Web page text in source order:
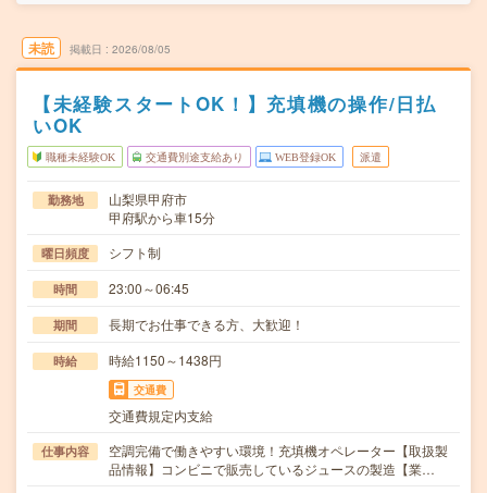
未読 掲載日 2026/08/05
【未経験スタートOK！】充填機の操作/日払
いOK
職種未経験OK 交通費別途支給あり WEB登録OK 派遣
勤務地
山梨県甲府市
甲府駅から車15分
曜日頻度 シフト制
時間 23:00～06:45
期間 長期でお仕事できる方、大歓迎！
時給 時給1150～1438円
交通費
交通費規定内支給
仕事内容
空調完備で働きやすい環境！充填機オペレーター【取扱製
品情報】コンビニで販売しているジュースの製造【業…